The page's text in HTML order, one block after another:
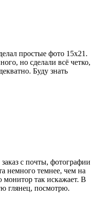
простые фото 15х21.
но сделали всё четко,
Буду знать
с почты, фотографии
немного темнее, чем на
монитор так искажает. В
глянец, посмотрю.